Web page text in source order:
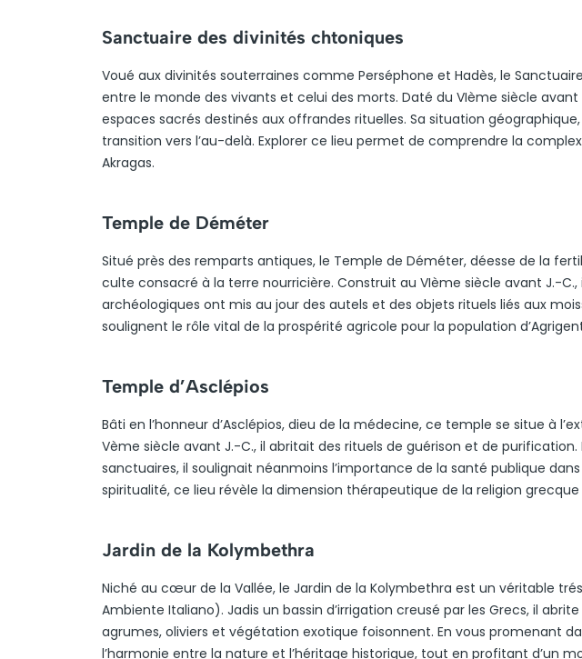
Sanctuaire des divinités chtoniques
Voué aux divinités souterraines comme Perséphone et Hadès, le
entre le monde des vivants et celui des morts. Daté du VIème siècle
espaces sacrés destinés aux offrandes rituelles. Sa situation
transition vers l’au-delà. Explorer ce lieu permet de comprendre la
Akragas.
Temple de Déméter
Situé près des remparts antiques, le Temple de Déméter, déesse de la
culte consacré à la terre nourricière. Construit au VIème siècle avant J.-
archéologiques ont mis au jour des autels et des objets rituels liés aux
soulignent le rôle vital de la prospérité agricole pour la population
Temple d’Asclépios
Bâti en l’honneur d’Asclépios, dieu de la médecine, ce temple se situe à
Vème siècle avant J.-C., il abritait des rituels de guérison et de
sanctuaires, il soulignait néanmoins l’importance de la santé publique
spiritualité, ce lieu révèle la dimension thérapeutique de la religion grecque
Jardin de la Kolymbethra
Niché au cœur de la Vallée, le Jardin de la Kolymbethra est un véritable
Ambiente Italiano). Jadis un bassin d’irrigation creusé par les Grecs, il
agrumes, oliviers et végétation exotique foisonnent. En vous promenant
l’harmonie entre la nature et l’héritage historique, tout en profitant d’un